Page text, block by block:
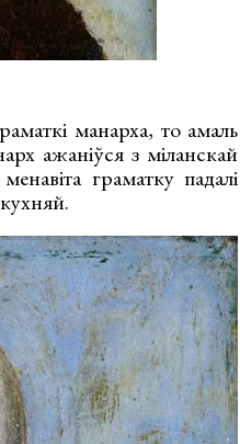
манарха, то амаль
ажаніўся з міланскай
граматку падалі